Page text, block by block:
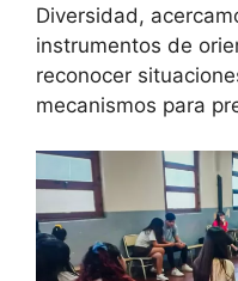
Diversidad,
instrumentos de
reconocer
mecanismos para